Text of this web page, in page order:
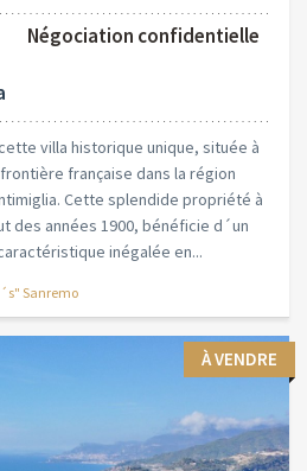
Négociation confidentielle
villa historique unique, située à
française dans la région
Cette splendide propriété à
des années 1900, bénéficie d´un
inégalée en...
Sanremo
À VENDRE